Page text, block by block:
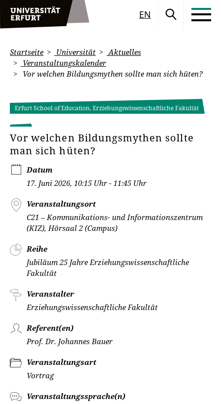
EN
Startseite Universität
Aktuelles
Veranstaltungskalender
Vor welchen Bildungsmythen sollte man sich hüten?
Erfurt School of Education, Erziehungswissenschaftliche Fakultät
Vor welchen Bildungsmythen sollte
man sich hüten?
Datum
17. Juni 2026, 10:15 Uhr - 11:45 Uhr
Veranstaltungsort
C21 – Kommunikations- und Informationszentrum
(KIZ), Hörsaal 2 (Campus)
Reihe
Jubiläum 25 Jahre Erziehungswissenschaftliche
Fakultät
Veranstalter
Erziehungswissenschaftliche Fakultät
Referent(en)
Prof. Dr. Johannes Bauer
Veranstaltungsart
Vortrag
Veranstaltungssprache(n)